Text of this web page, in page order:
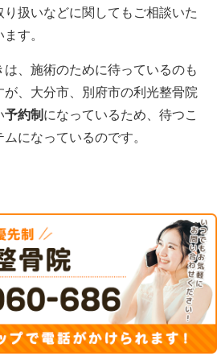
扱いなどに関してもご相談いた
す。
は、施術のために待っているのも
、大分市、別府市の利光整骨院
予約制 になっているため、待つこ
になっているのです。